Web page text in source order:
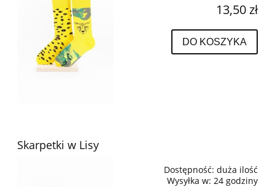
13,50 zł
DO KOSZYKA
Skarpetki w Lisy
Dostępność: duża ilość
Wysyłka w: 24 godziny